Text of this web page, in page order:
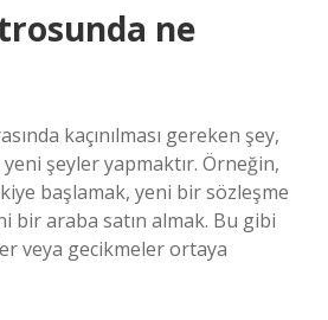
ne
kaçınılması gereken şey,
şeyler yapmaktır. Örneğin,
başlamak, yeni bir sözleşme
bir araba satın almak. Bu gibi
veya gecikmeler ortaya